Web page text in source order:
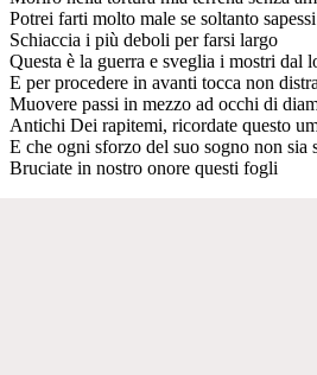
Potrei farti molto male se soltanto
Schiaccia i più deboli per farsi largo
Questa è la guerra e sveglia i mostri dal
E per procedere in avanti tocca non
Muovere passi in mezzo ad occhi di
Antichi Dei rapitemi, ricordate questo
E che ogni sforzo del suo sogno non sia
Bruciate in nostro onore questi fogli